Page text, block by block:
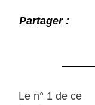
Partager :
Le n° 1 de ce